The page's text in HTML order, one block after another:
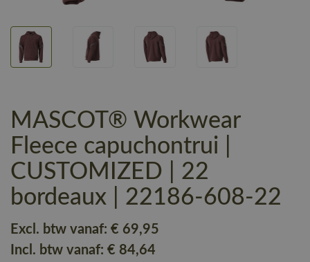
MASCOT® Workwear
Fleece capuchontrui |
CUSTOMIZED | 22
bordeaux | 22186-608-22
Excl. btw vanaf: € 69,95
Incl. btw vanaf: € 84,64